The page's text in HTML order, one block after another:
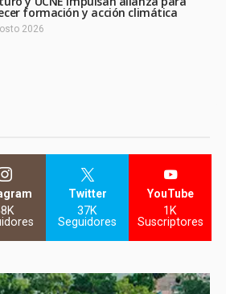
formación y acción climática
2026
Twitter
37K
Seguidores
YouTube
1K
Suscriptores